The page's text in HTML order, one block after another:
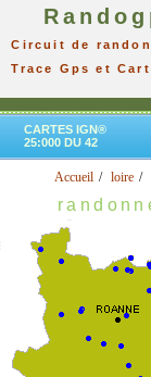
Circuit de
Trace Gps et
CARTES IGN®
25:000 DU 42
Accueil loire